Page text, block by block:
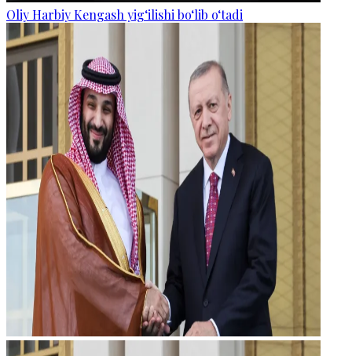
Oliy Harbiy Kengash yig‘ilishi bo‘lib o‘tadi